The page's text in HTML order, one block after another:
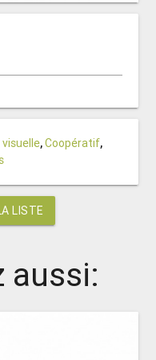
,Coopératif,
LISTE
aussi: